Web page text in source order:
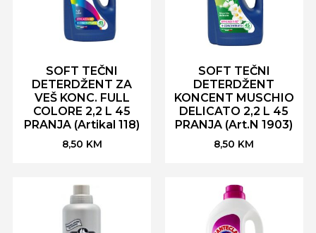
SOFT TEČNI
DETERDŽENT ZA
VEŠ KONC. FULL
COLORE 2,2 L 45
PRANJA (Artikal 118)
8,50 KM
SOFT TEČNI
DETERDŽENT
KONCENT MUSCHIO
DELICATO 2,2 L 45
PRANJA (Art.N 1903)
8,50 KM